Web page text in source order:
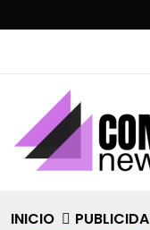
INICIO